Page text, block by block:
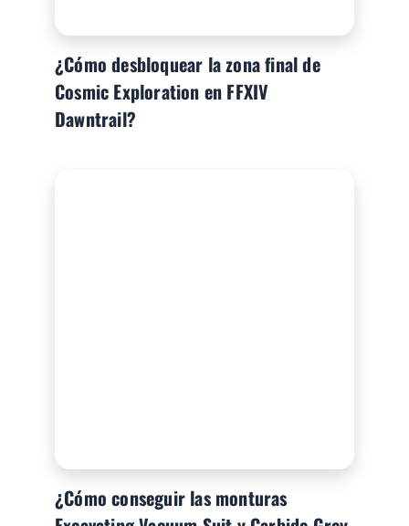
¿Cómo desbloquear la zona final de
Cosmic Exploration en FFXIV
Dawntrail?
¿Cómo conseguir las monturas